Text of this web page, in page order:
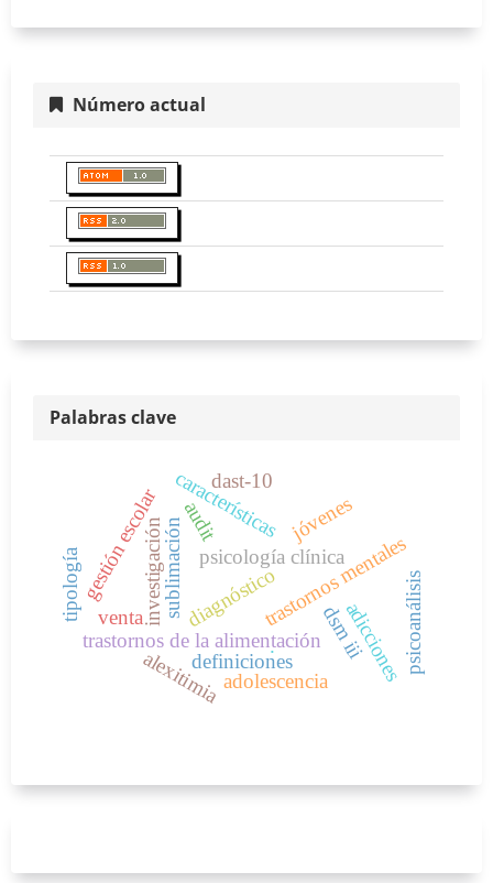
Número actual
Palabras clave
dsm iii
trastornos mentales
psicología clínica
trastornos de la alimentación
investigación
.
gestión escolarsublimación
alexitimiadefiniciones
características
diagnóstico
adicciones
audit
dast-10
jóvenes
tipología psicoanálisis
adolescencia
venta